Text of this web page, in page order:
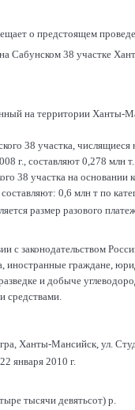
о предстоящем
Сабунском 38 участке
на территории Ханты-
38 участка, числящиеся
г., составляют 0,278 млн т.
38 участка на основании
0,6 млн т по
размер разового
с законодательством
иностранные граждане,
и добыче
средствами.
Ханты-Мансийск, ул.
января 2010 г.
тысячи девятьсот) р.